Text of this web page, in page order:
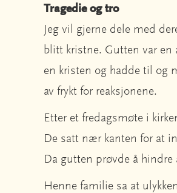
Tragedie og tro
Jeg vil gjerne dele med
blitt kristne. Gutten var en
en kristen og hadde til og
av frykt for reaksjonene.
Etter et fredagsmøte i
De satt nær kanten for at
Da gutten prøvde å
Henne familie sa at